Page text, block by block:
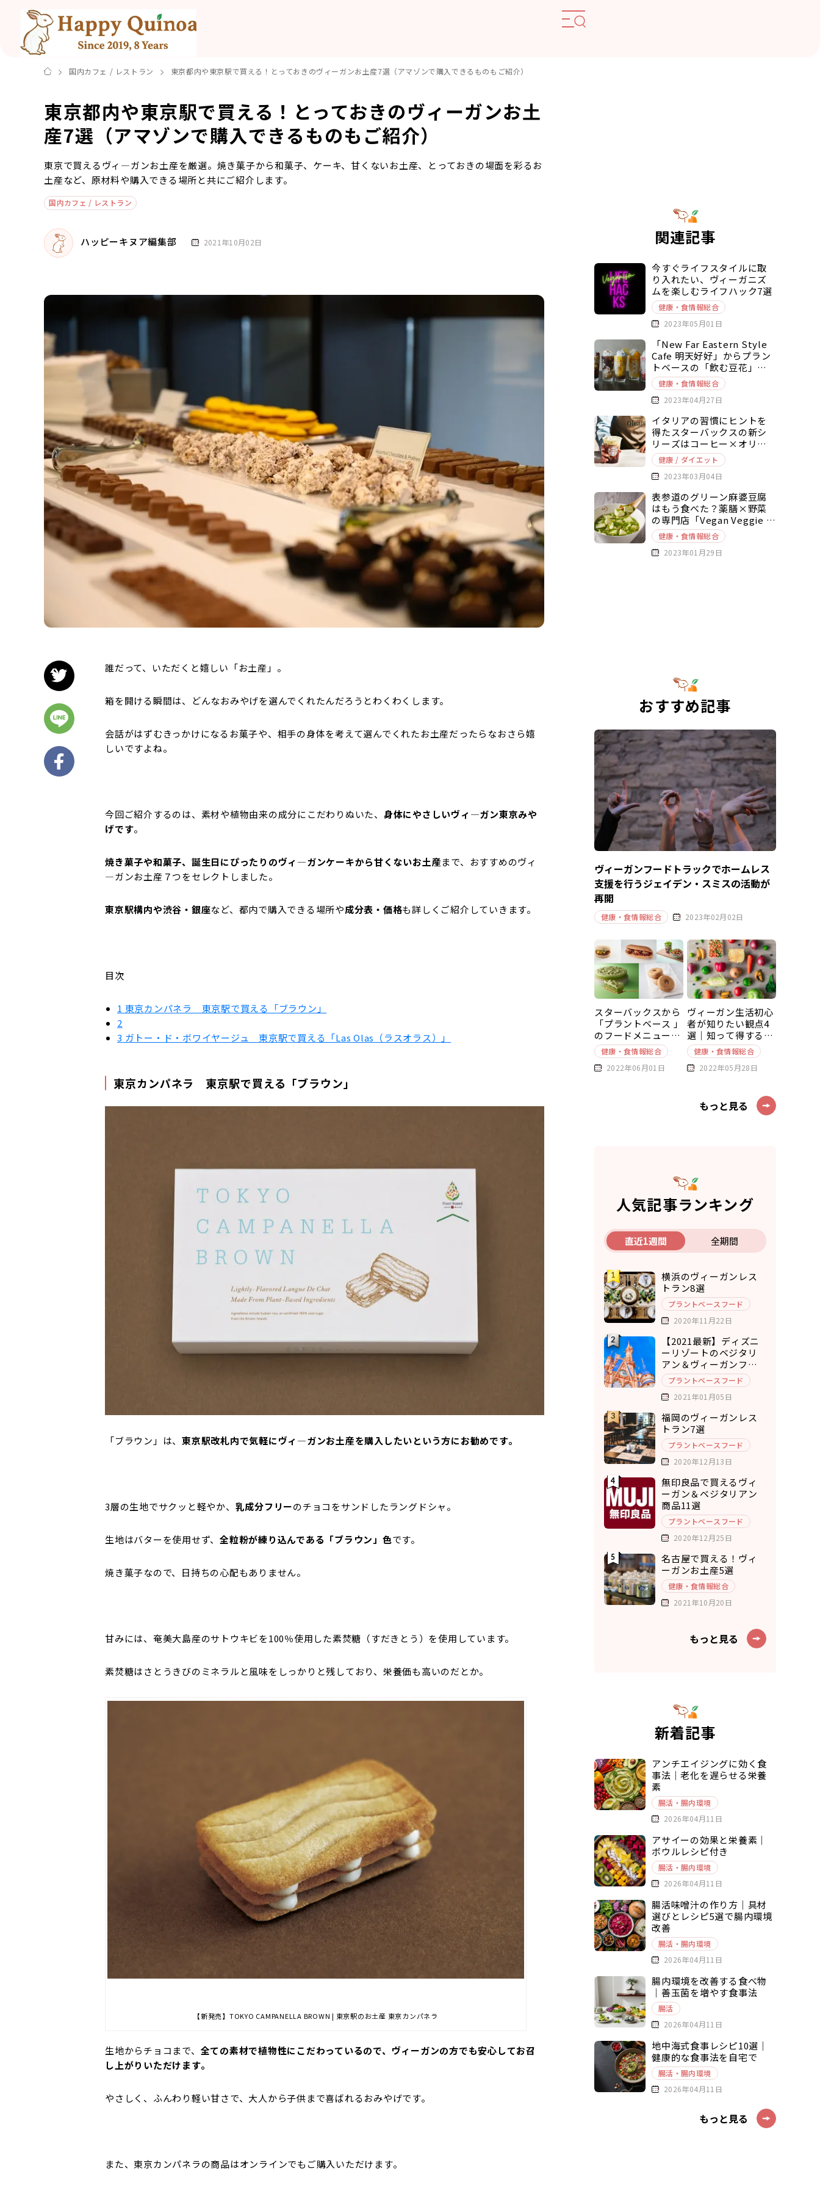
国内カフェ / レストラン 東京都内や東京駅で買える！とっておきのヴィーガンお土産7選（アマゾンで購入できるものもご紹介）
東京都内や東京駅で買える！とっておきのヴィーガンお土
産7選（アマゾンで購入できるものもご紹介）
東京で買えるヴィ―ガンお土産を厳選。焼き菓子から和菓子、ケーキ、甘くないお土産、とっておきの場面を彩るお
土産など、原材料や購入できる場所と共にご紹介します。
国内カフェ / レストラン
ハッピーキヌア編集部 2021年10月02日
誰だって、いただくと嬉しい「お土産」。
箱を開ける瞬間は、どんなおみやげを選んでくれたんだろうとわくわくします。
会話がはずむきっかけになるお菓子や、相手の身体を考えて選んでくれたお土産だったらなおさら嬉
しいですよね。
今回ご紹介するのは、素材や植物由来の成分にこだわりぬいた、 身体にやさしいヴィ―ガン東京みや
げです。
焼き菓子や和菓子、誕生日にぴったりのヴィ―ガンケーキから甘くないお土産まで、おすすめのヴィ
―ガンお土産７つをセレクトしました。
東京駅構内や渋谷・銀座など、都内で購入できる場所や成分表・価格も詳しくご紹介していきます。
目次
1 東京カンパネラ 東京駅で買える「ブラウン」
2
3 ガトー・ド・ボワイヤージュ 東京駅で買える「Las Olas（ラスオラス）」
東京カンパネラ 東京駅で買える「ブラウン」
「ブラウン」は、 東京駅改札内で気軽にヴィ―ガンお土産を購入したいという方にお勧めです。
3層の生地でサクッと軽やか、 乳成分フリーのチョコをサンドしたラングドシャ。
生地はバターを使用せず、 全粒粉が練り込んである「ブラウン」色です。
焼き菓子なので、日持ちの心配もありません。
甘みには、奄美大島産のサトウキビを100％使用した素焚糖（すだきとう）を使用しています。
素焚糖はさとうきびのミネラルと風味をしっかりと残しており、栄養価も高いのだとか。
【新発売】TOKYO CAMPANELLA BROWN | 東京駅のお土産 東京カンパネラ
生地からチョコまで、 全ての素材で植物性にこだわっているので、ヴィーガンの方でも安心してお召
し上がりいただけます。
やさしく、ふんわり軽い甘さで、大人から子供まで喜ばれるおみやげです。
また、東京カンパネラの商品はオンラインでもご購入いただけます。
関連記事
今すぐライフスタイルに取
り入れたい、ヴィーガニズ
ムを楽しむライフハック7選
健康・食情報総合
2023年05月01日
「New Far Eastern Style
Cafe 明天好好」からプラン
トベースの「飲む豆花」が
新登場！
健康・食情報総合
2023年04月27日
イタリアの習慣にヒントを
得たスターバックスの新シ
リーズはコーヒー×オリー
ブオイル、「オレアト」を
ご紹介
健康 / ダイエット
2023年03月04日
表参道のグリーン麻婆豆腐
はもう食べた？薬膳×野菜
の専門店「Vegan Veggie 嫦
娥」の本格ヴィーガン中華
料理
健康・食情報総合
2023年01月29日
おすすめ記事
ヴィーガンフードトラックでホームレス
支援を行うジェイデン・スミスの活動が
再開
健康・食情報総合 2023年02月02日
スターバックスから
「プラントベース 」
のフードメニューが
新発売
健康・食情報総合
2022年06月01日
ヴィーガン生活初心
者が知りたい観点4
選｜知って得する豆
知識～基本編～
健康・食情報総合
2022年05月28日
もっと見る
人気記事ランキング
直近1週間 全期間
横浜のヴィーガンレス
トラン8選
プラントベースフード
2020年11月22日
【2021最新】ディズニ
ーリゾートのベジタリ
アン＆ヴィーガンフー
ド7選
プラントベースフード
2021年01月05日
福岡のヴィーガンレス
トラン7選
プラントベースフード
2020年12月13日
無印良品で買えるヴィ
ーガン＆ベジタリアン
商品11選
プラントベースフード
2020年12月25日
名古屋で買える！ヴィ
ーガンお土産5選
健康・食情報総合
2021年10月20日
もっと見る
新着記事
アンチエイジングに効く食
事法｜老化を遅らせる栄養
素
腸活・腸内環境
2026年04月11日
アサイーの効果と栄養素｜
ボウルレシピ付き
腸活・腸内環境
2026年04月11日
腸活味噌汁の作り方｜具材
選びとレシピ5選で腸内環境
改善
腸活・腸内環境
2026年04月11日
腸内環境を改善する食べ物
｜善玉菌を増やす食事法
腸活
2026年04月11日
地中海式食事レシピ10選｜
健康的な食事法を自宅で
腸活・腸内環境
2026年04月11日
もっと見る